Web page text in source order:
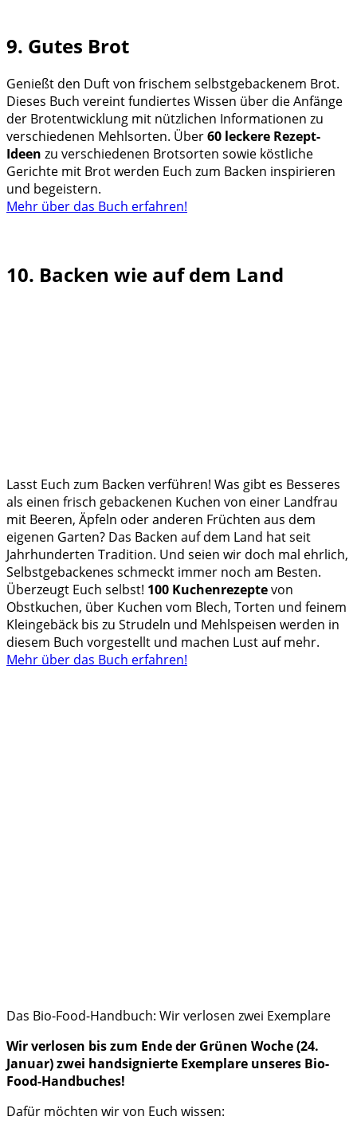
9. Gutes Brot
Genießt den Duft von frischem selbstgebackenem Brot.
Dieses Buch vereint fundiertes Wissen über die Anfänge
der Brotentwicklung mit nützlichen Informationen zu
verschiedenen Mehlsorten. Über60 leckere Rezept-
Ideen zu verschiedenen Brotsorten sowie köstliche
Gerichte mit Brot werden Euch zum Backen inspirieren
und begeistern.
Mehr über das Buch erfahren!
10. Backen wie auf dem Land
Lasst Euch zum Backen verführen! Was gibt es Besseres
als einen frisch gebackenen Kuchen von einer Landfrau
mit Beeren, Äpfeln oder anderen Früchten aus dem
eigenen Garten? Das Backen auf dem Land hat seit
Jahrhunderten Tradition. Und seien wir doch mal ehrlich,
Selbstgebackenes schmeckt immer noch am Besten.
Überzeugt Euch selbst! 100 Kuchenrezeptevon
Obstkuchen, über Kuchen vom Blech, Torten und feinem
Kleingebäck bis zu Strudeln und Mehlspeisen werden in
diesem Buch vorgestellt und machen Lust auf mehr.
Mehr über das Buch erfahren!
Das Bio-Food-Handbuch: Wir verlosen zwei Exemplare
Wir verlosen bis zum Ende der Grünen Woche (24.
Januar) zwei handsignierte Exemplare unseres Bio-
Food-Handbuches!
Dafür möchten wir von Euch wissen: